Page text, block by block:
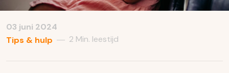
03 juni 2024
Tips & hulp — 2 Min. leestijd